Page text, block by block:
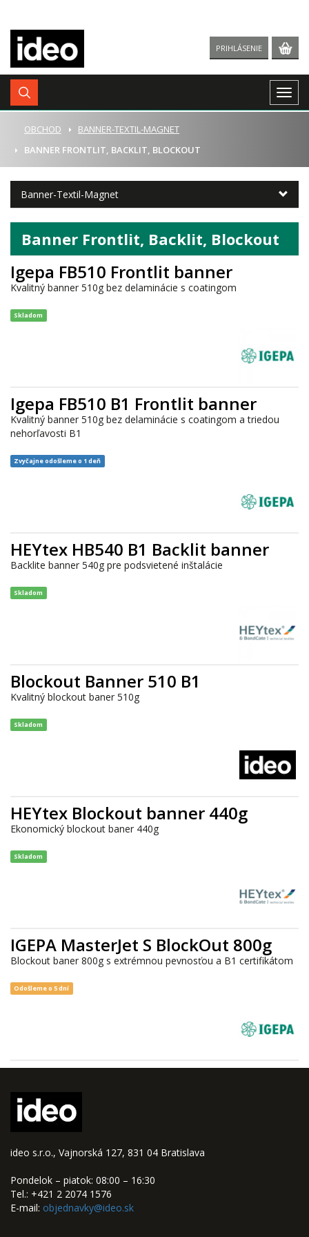
PRIHLÁSENIE
ÚVOD
OBCHOD
BANNER-TEXTIL-MAGNET
BANNER FRONTLIT, BACKLIT, BLOCKOUT
Banner-Textil-Magnet
Banner Frontlit, Backlit, Blockout
Igepa FB510 Frontlit banner
Kvalitný banner 510g bez delaminácie s coatingom
Skladom
Igepa FB510 B1 Frontlit banner
Kvalitný banner 510g bez delaminácie s coatingom a triedou
nehorľavosti B1
Zvyčajne odošleme o 1 deň
HEYtex HB540 B1 Backlit banner
Backlite banner 540g pre podsvietené inštalácie
Skladom
Blockout Banner 510 B1
Kvalitný blockout baner 510g
Skladom
HEYtex Blockout banner 440g
Ekonomický blockout baner 440g
Skladom
IGEPA MasterJet S BlockOut 800g
Blockout baner 800g s extrémnou pevnosťou a B1 certifikátom
Odošleme o 5 dní
ideo s.r.o., Vajnorská 127, 831 04 Bratislava
Pondelok – piatok: 08:00 – 16:30
Tel.: +421 2 2074 1576
E-mail: objednavky@ideo.sk